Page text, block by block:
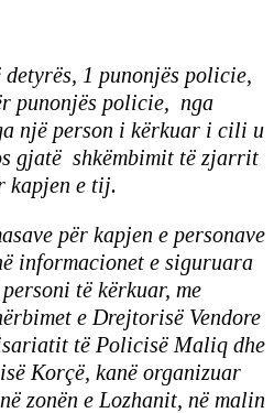
1 punonjës policie,
punonjës policie, nga
një person i kërkuar i cili u
gjatë shkëmbimit të zjarrit
kapjen e tij.
për kapjen e personave
informacionet e siguruara
të kërkuar, me
e Drejtorisë Vendore
të Policisë Maliq dhe
Korçë, kanë organizuar
zonën e Lozhanit, në malin